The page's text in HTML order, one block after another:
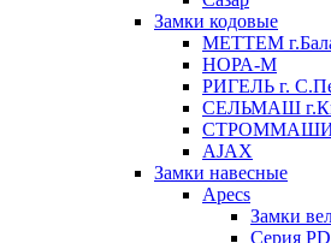
Замки кодовые
МЕТТЕМ
НОРА-М
РИГЕЛЬ г.
СЕЛЬМАШ
AJAX
Замки навесные
Apecs
Замки
Серия